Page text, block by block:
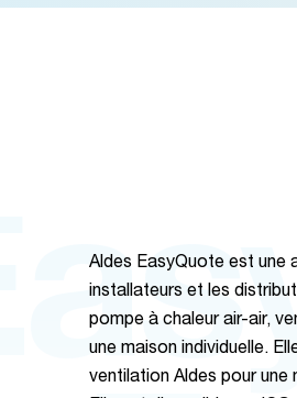
Aldes EasyQuote est une
installateurs et les
pompe à chaleur air-air,
une maison individuelle.
ventilation Aldes pour une